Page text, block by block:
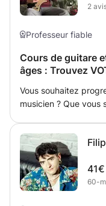
2
Professeur fiable
Cours de guitare
âges : Trouvez
Vous souhaitez
musicien ? Que
niveau intermédiaire,
serai ravi de discuter
enfant et de concevoir
êtes un joueur de
41€
60-